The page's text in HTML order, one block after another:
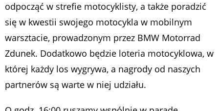
odpocząć w strefie motocyklisty, a także poradzić
się w kwestii swojego motocykla w mobilnym
warsztacie, prowadzonym przez BMW Motorrad
Zdunek. Dodatkowo będzie loteria motocyklowa, w
której każdy los wygrywa, a nagrody od naszych
partnerów są warte w niej udziału.